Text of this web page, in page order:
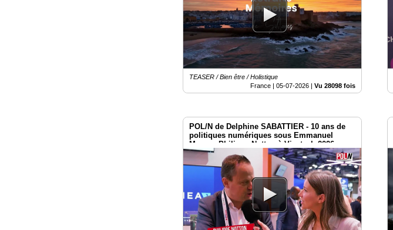
TEASER / Bien être / Holistique
France |05-07-2026 |Vu 28098 fois
POL/N de Delphine SABATTIER - 10 ans de
politiques numériques sous Emmanuel
Macron Philippe Notton à Vivatech 2026